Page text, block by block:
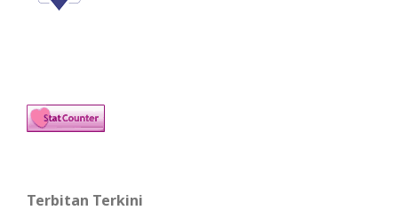
Terbitan Terkini